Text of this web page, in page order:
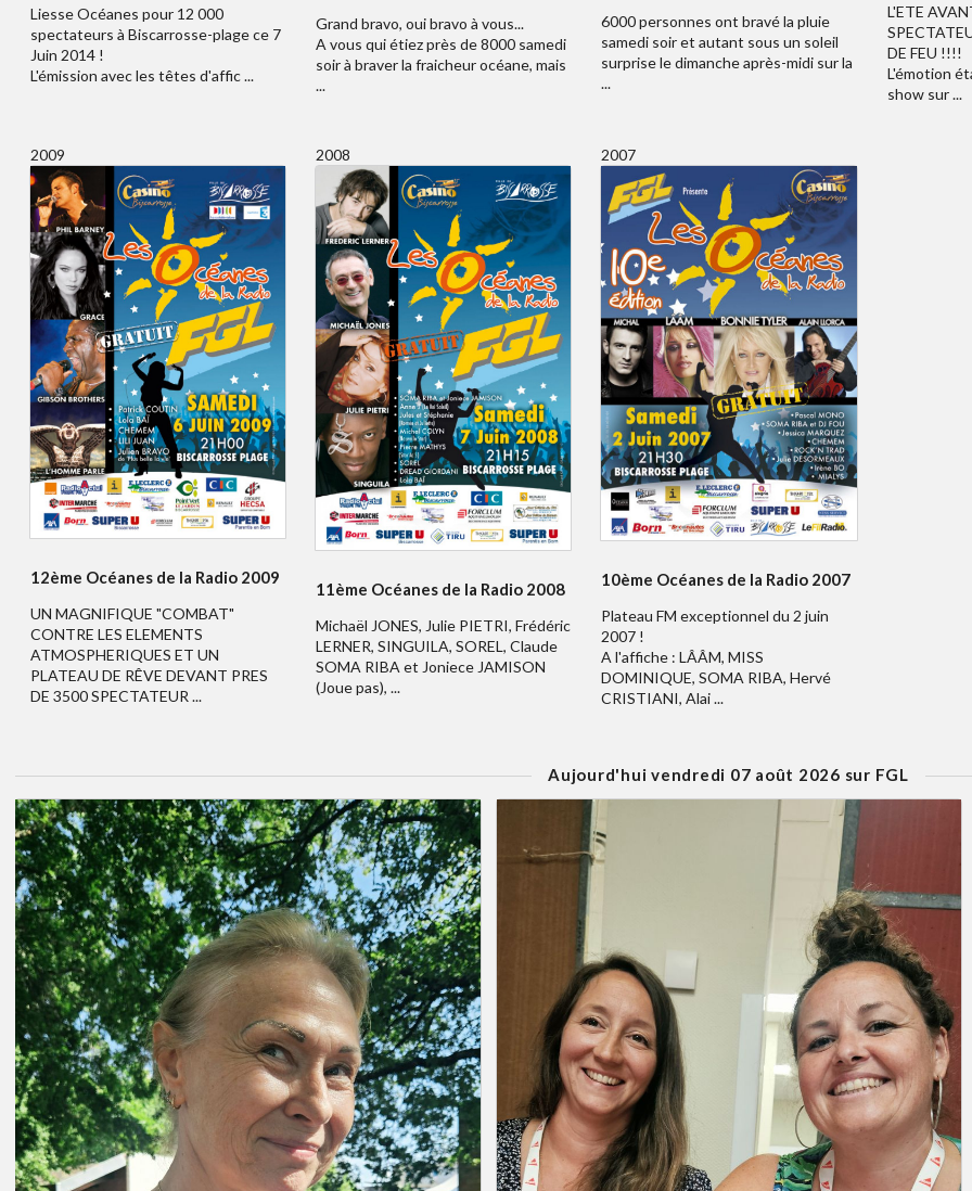
Liesse Océanes pour 12 000
spectateurs à Biscarrosse-plage ce 7
Juin 2014 !
L'émission avec les têtes d'affic ...
Grand bravo, oui bravo à vous...
A vous qui étiez près de 8000 samedi
soir à braver la fraicheur océane, mais
...
6000 personnes ont bravé la pluie
samedi soir et autant sous un soleil
surprise le dimanche après-midi sur la
...
L'ETE
DE FEU !!!!
L'émotion
show sur ...
2009
12ème Océanes de la Radio 2009
UN MAGNIFIQUE "COMBAT"
CONTRE LES ELEMENTS
ATMOSPHERIQUES ET UN
PLATEAU DE RÊVE DEVANT PRES
DE 3500 SPECTATEUR ...
2008
11ème Océanes de la Radio 2008
Michaël JONES, Julie PIETRI, Frédéric
LERNER, SINGUILA, SOREL, Claude
SOMA RIBA et Joniece JAMISON
(Joue pas), ...
2007
10ème Océanes de la Radio 2007
Plateau FM exceptionnel du 2 juin
2007 !
A l'affiche : LÂÂM, MISS
DOMINIQUE, SOMA RIBA, Hervé
CRISTIANI, Alai ...
Aujourd'hui vendredi 07 août 2026 sur FGL